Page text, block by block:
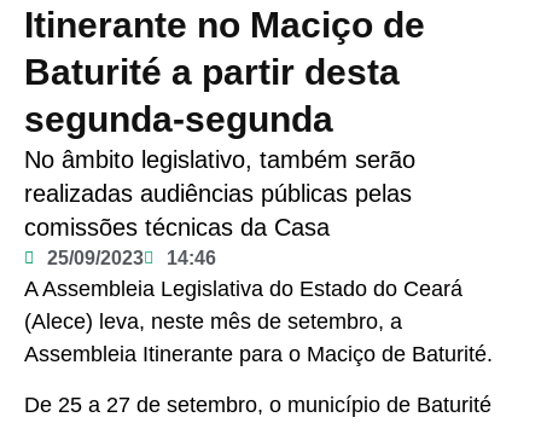
Itinerante no Maciço de
Baturité a partir desta
segunda-segunda
No âmbito legislativo, também serão
realizadas audiências públicas pelas
comissões técnicas da Casa
25/09/2023 14:46
A Assembleia Legislativa do Estado do Ceará
(Alece) leva, neste mês de setembro, a
Assembleia Itinerante para o Maciço de Baturité.
De 25 a 27 de setembro, o município de Baturité